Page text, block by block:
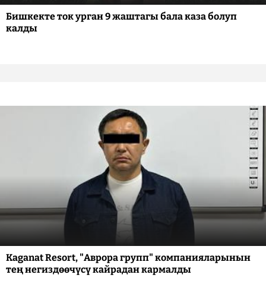
Бишкекте ток урган 9 жаштагы бала каза болуп
калды
Kaganat Resort, "Аврора групп" компанияларынын
тең негиздөөчүсү кайрадан кармалды